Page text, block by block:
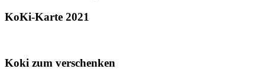
KoKi-Karte 2021
Koki zum verschenken